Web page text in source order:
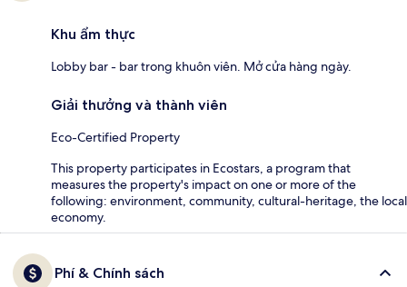
Khu ẩm thực
Lobby bar - bar trong khuôn viên. Mở cửa hàng ngày.
Giải thưởng và thành viên
Eco-Certified Property
This property participates in Ecostars, a program that
measures the property's impact on one or more of the
following: environment, community, cultural-heritage, the local
economy.
Phí & Chính sách